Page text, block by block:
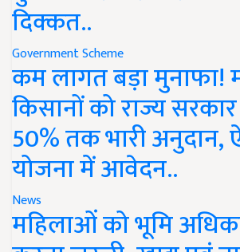
दिक्कत..
Government Scheme
कम लागत बड़ा
किसानों को राज्य
50% तक भारी
योजना में आवेदन..
News
महिलाओं को भूमि